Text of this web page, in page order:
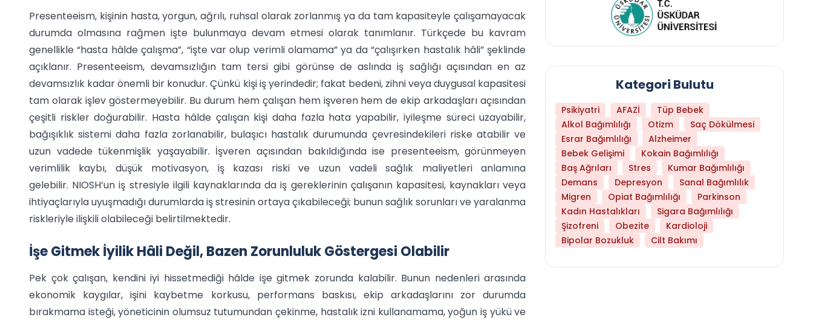
Presenteeism, kişinin hasta, yorgun, ağrılı, ruhsal olarak zorlanmış ya da tam kapasiteyle çalışamayacak
durumda olmasına rağmen işte bulunmaya devam etmesi olarak tanımlanır. Türkçede bu kavram
genellikle “hasta hâlde çalışma”, “işte var olup verimli olamama” ya da “çalışırken hastalık hâli” şeklinde
açıklanır. Presenteeism, devamsızlığın tam tersi gibi görünse de aslında iş sağlığı açısından en az
devamsızlık kadar önemli bir konudur. Çünkü kişi iş yerindedir; fakat bedeni, zihni veya duygusal kapasitesi
tam olarak işlev göstermeyebilir. Bu durum hem çalışan hem işveren hem de ekip arkadaşları açısından
çeşitli riskler doğurabilir. Hasta hâlde çalışan kişi daha fazla hata yapabilir, iyileşme süreci uzayabilir,
bağışıklık sistemi daha fazla zorlanabilir, bulaşıcı hastalık durumunda çevresindekileri riske atabilir ve
uzun vadede tükenmişlik yaşayabilir. İşveren açısından bakıldığında ise presenteeism, görünmeyen
verimlilik kaybı, düşük motivasyon, iş kazası riski ve uzun vadeli sağlık maliyetleri anlamına
gelebilir. NIOSH’un iş stresiyle ilgili kaynaklarında da iş gereklerinin çalışanın kapasitesi, kaynakları veya
ihtiyaçlarıyla uyuşmadığı durumlarda iş stresinin ortaya çıkabileceği; bunun sağlık sorunları ve yaralanma
riskleriyle ilişkili olabileceği belirtilmektedir.
İşe Gitmek İyilik Hâli Değil, Bazen Zorunluluk Göstergesi Olabilir
Pek çok çalışan, kendini iyi hissetmediği hâlde işe gitmek zorunda kalabilir. Bunun nedenleri arasında
ekonomik kaygılar, işini kaybetme korkusu, performans baskısı, ekip arkadaşlarını zor durumda
bırakmama isteği, yöneticinin olumsuz tutumundan çekinme, hastalık izni kullanamama, yoğun iş yükü ve
Kategori Bulutu
Psikiyatri AFAZİ
Tüp Bebek
Alkol Bağımlılığı
Otizm
Saç Dökülmesi
Esrar Bağımlılığı
Alzheimer
Bebek Gelişimi
Kokain Bağımlılığı
Baş Ağrıları
Stres
Kumar Bağımlılığı
Demans
Depresyon
Sanal Bağımlılık
Migren
Opiat Bağımlılığı
Parkinson
Kadın Hastalıkları
Sigara Bağımlılığı
Şizofreni
Obezite
Kardioloji
Bipolar Bozukluk
Cilt Bakımı